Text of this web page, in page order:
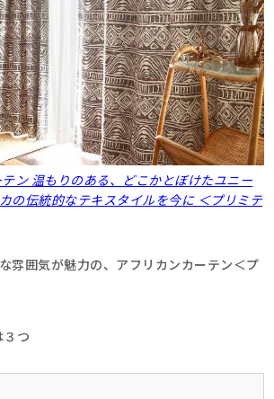
ン 温もりのある、どこかとぼけたユニー
の伝統的なテキスタイルを今に ＜プリミテ
雰囲気が魅力の、アフリカンカーテン＜プ
３つ